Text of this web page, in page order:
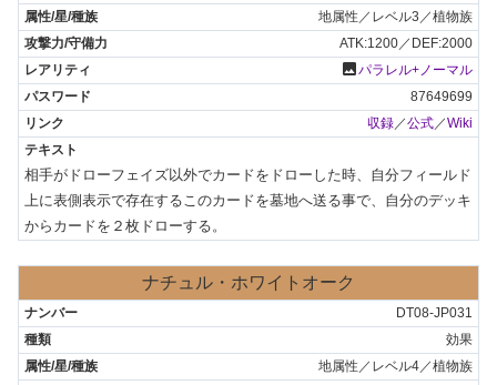
地属性／レベル3／植物族
ATK:1200／DEF:2000
photoパラレル+ノーマル
87649699
収録／公式／Wiki
相手がドローフェイズ以外でカードをドローした時、自分フィールド
上に表側表示で存在するこのカードを墓地へ送る事で、自分のデッキ
からカードを２枚ドローする。
ナチュル・ホワイトオーク
DT08-JP031
効果
地属性／レベル4／植物族